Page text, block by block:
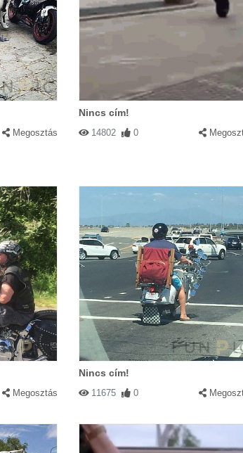
Megosztás
Nincs cím!
14802 0
Megosztás
Nincs cím!
11675 0